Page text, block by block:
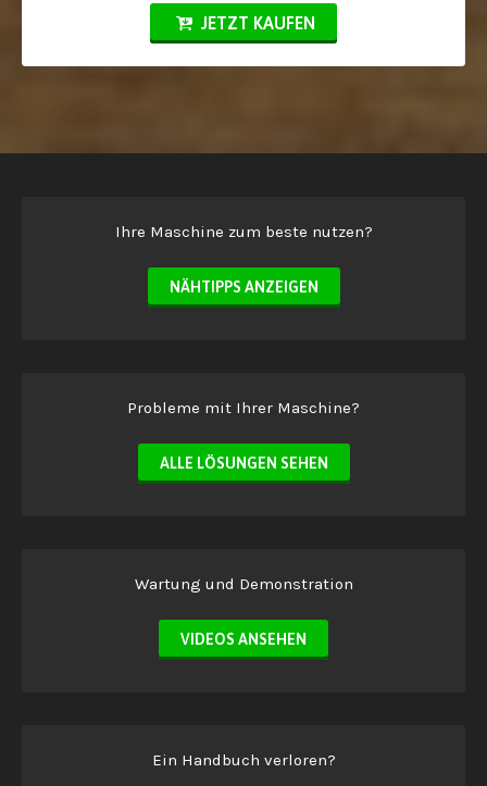
JETZT KAUFEN
Ihre Maschine zum beste nutzen?
NÄHTIPPS ANZEIGEN
Probleme mit Ihrer Maschine?
ALLE LÖSUNGEN SEHEN
Wartung und Demonstration
VIDEOS ANSEHEN
Ein Handbuch verloren?